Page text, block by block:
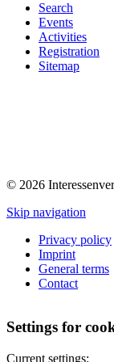
Search
Events
Activities
Registration
Sitemap
© 2026
Skip navigation
Privacy policy
Imprint
General terms
Contact
Settings for
Current settings: